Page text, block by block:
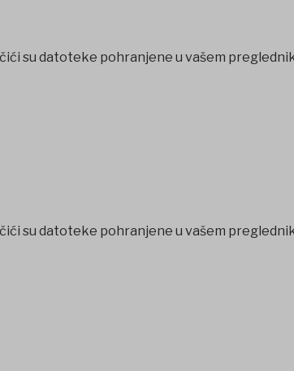
su datoteke pohranjene u vašem
su datoteke pohranjene u vašem